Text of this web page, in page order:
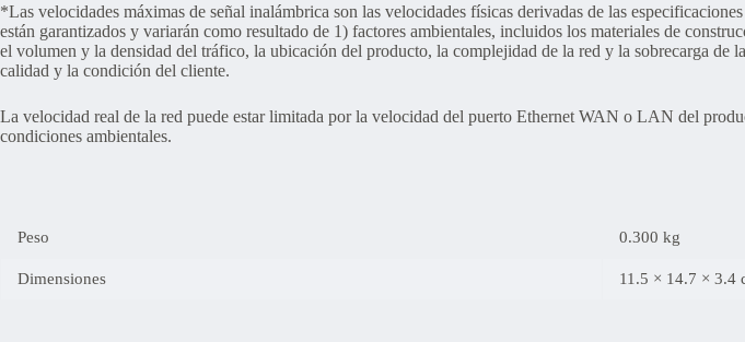
*Las velocidades máximas de señal inalámbrica son las velocidades físicas derivadas de las
están garantizados y variarán como resultado de 1) factores ambientales, incluidos los materiales de
el volumen y la densidad del tráfico, la ubicación del producto, la complejidad de la red y la sobrecarga
calidad y la condición del cliente.
La velocidad real de la red puede estar limitada por la velocidad del puerto Ethernet WAN o LAN del
condiciones ambientales.
Peso 0.300 kg
Dimensiones 11.5 × 14.7 × 3.4